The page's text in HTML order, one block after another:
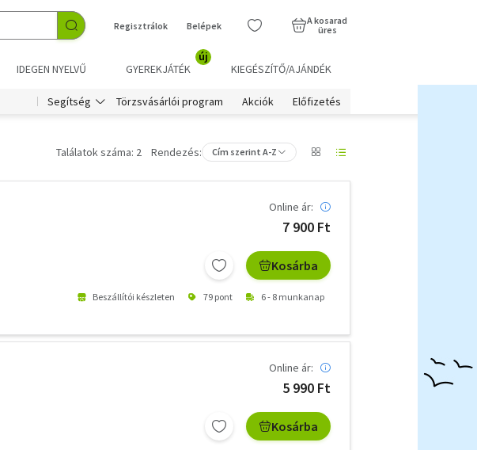
Regisztrálok Belépek
A kosarad
üres
IDEGEN NYELVŰ GYEREKJÁTÉK
új
KIEGÉSZÍTŐ/AJÁNDÉK
Segítség Törzsvásárlói program Akciók Előfizetés
Találatok száma: 2 Rendezés: Cím szerint A-Z
Online ár:
7 900 Ft
Kosárba
Beszállítói készleten 79 pont 6 - 8 munkanap
Online ár:
5 990 Ft
Kosárba